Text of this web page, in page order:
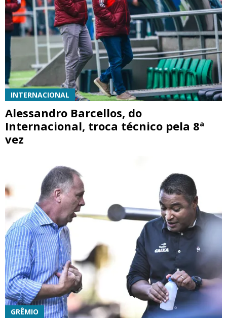
INTERNACIONAL
Alessandro Barcellos, do
Internacional, troca técnico pela 8ª
vez
GRÊMIO